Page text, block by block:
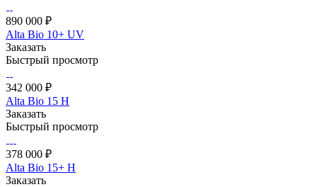
890 000 ₽
Alta Bio 10+ UV
Заказать
Быстрый просмотр
342 000 ₽
Alta Bio 15 Н
Заказать
Быстрый просмотр
378 000 ₽
Alta Bio 15+ Н
Заказать